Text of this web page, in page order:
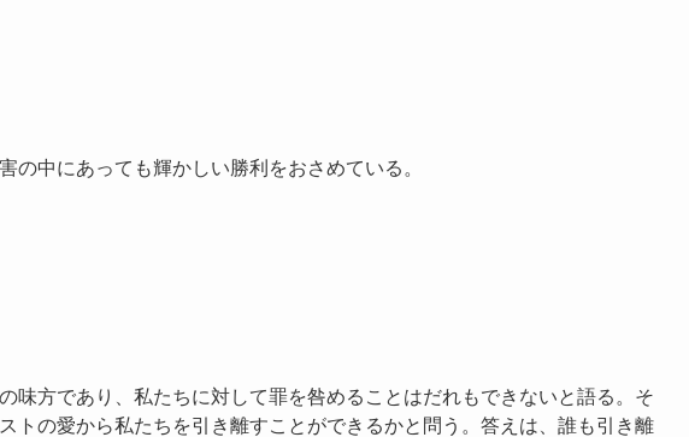
の中にあっても輝かしい勝利をおさめている。
味方であり、私たちに対して罪を咎めることはだれもできないと語る。そ
トの愛から私たちを引き離すことができるかと問う。答えは、誰も引き離